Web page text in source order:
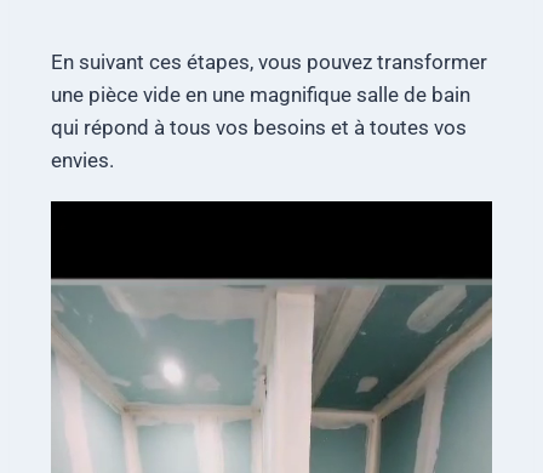
En suivant ces étapes, vous pouvez transformer
une pièce vide en une magnifique salle de bain
qui répond à tous vos besoins et à toutes vos
envies.